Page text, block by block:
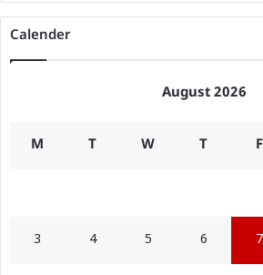
Calender
August 2026
M T W T F
3 4 5 6 7